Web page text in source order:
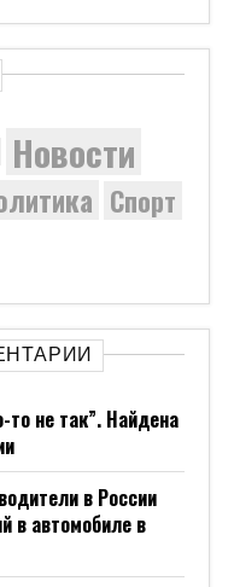
Новости
Спорт
то не так”. Найдена
в России
в автомобиле в